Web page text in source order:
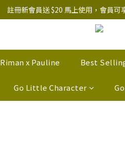
註冊新會員送 $20 馬上使用，會員可
註冊新會員送 $20 馬上使用，會員可
B.Y.O.B Mask Collection 任
註冊新會員送 $20 馬上使用，會員可
Riman x Pauline Best
Go Little Character